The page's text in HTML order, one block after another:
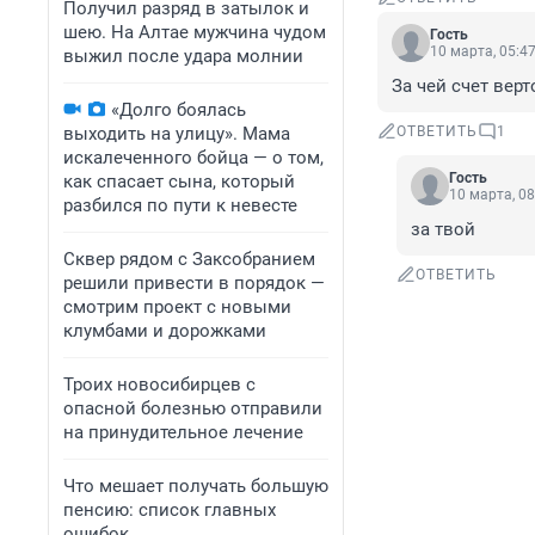
Получил разряд в затылок и
шею. На Алтае мужчина чудом
выжил после удара молнии
«Долго боялась
выходить на улицу». Мама
искалеченного бойца — о том,
как спасает сына, который
разбился по пути к невесте
Сквер рядом с Заксобранием
решили привести в порядок —
смотрим проект с новыми
клумбами и дорожками
Троих новосибирцев с
опасной болезнью отправили
на принудительное лечение
Что мешает получать большую
пенсию: список главных
Гость
10 марта, 05:47
За чей счет
ОТВЕТИТЬ 1
Гость
10 марта,
за твой
ОТВЕТИТЬ